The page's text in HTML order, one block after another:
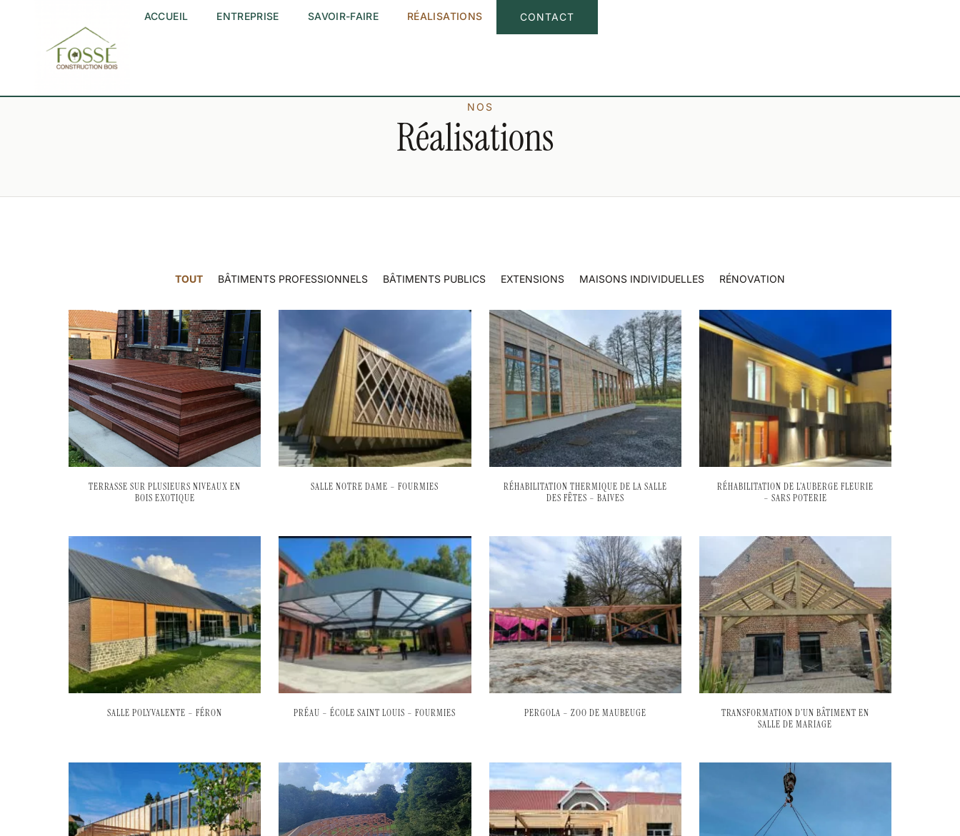
ACCUEIL ENTREPRISE SAVOIR-FAIRE RÉALISATIONS CONTACT
NOS
Réalisations
TOUT BÂTIMENTS PROFESSIONNELS BÂTIMENTS PUBLICS EXTENSIONS MAISONS INDIVIDUELLES RÉNOVATION
TERRASSE SUR PLUSIEURS NIVEAUX EN
BOIS EXOTIQUE
SALLE NOTRE DAME – FOURMIES
RÉHABILITATION THERMIQUE DE LA SALLE
DES FÊTES – BAIVES
RÉHABILITATION DE L’AUBERGE FLEURIE
– SARS POTERIE
SALLE POLYVALENTE – FÉRON PRÉAU – ÉCOLE SAINT LOUIS – FOURMIES PERGOLA – ZOO DE MAUBEUGE
TRANSFORMATION D’UN BÂTIMENT EN
SALLE DE MARIAGE